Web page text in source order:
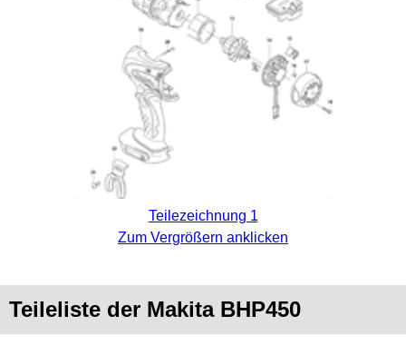
Teilezeichnung 1
Zum Vergrößern anklicken
Teileliste der Makita BHP450